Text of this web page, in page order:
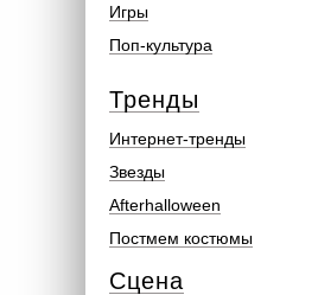
Игры
Поп-культура
Тренды
Интернет-тренды
Звезды
Afterhalloween
Постмем костюмы
Сцена